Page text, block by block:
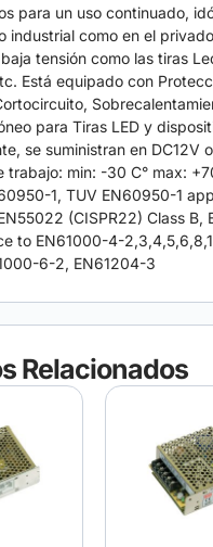
para un uso continuado,
industrial como en el
tensión como las tiras
Está equipado con
para Tiras LED y
se suministran en DC12V
trabajo: min: -30 C° max:
1, TUV EN60950-1
(CISPR22) Class B,
to EN61000-4-
6-2, EN61204-3
Relacionados